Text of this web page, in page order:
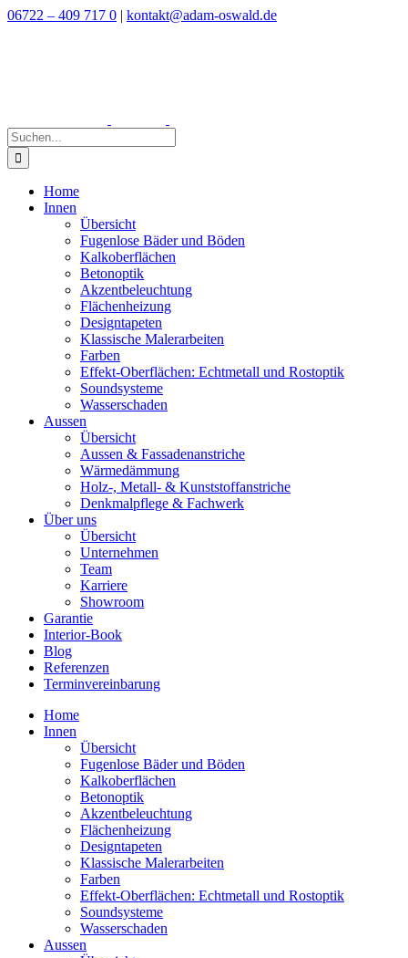
Zum
06722 – 409 717 0 | kontakt@adam-oswald.de
Suche
nach:
Home
Innen
Übersicht
Fugenlose Bäder und Böden
Kalkoberflächen
Betonoptik
Akzentbeleuchtung
Flächenheizung
Designtapeten
Klassische Malerarbeiten
Farben
Effekt-Oberflächen: Echtmetall und Rostoptik
Soundsysteme
Wasserschaden
Aussen
Übersicht
Aussen & Fassadenanstriche
Wärmedämmung
Holz-, Metall- & Kunststoffanstriche
Denkmalpflege & Fachwerk
Über uns
Übersicht
Unternehmen
Team
Karriere
Showroom
Garantie
Interior-Book
Blog
Referenzen
Terminvereinbarung
Home
Innen
Übersicht
Fugenlose Bäder und Böden
Kalkoberflächen
Betonoptik
Akzentbeleuchtung
Flächenheizung
Designtapeten
Klassische Malerarbeiten
Farben
Effekt-Oberflächen: Echtmetall und Rostoptik
Soundsysteme
Wasserschaden
Aussen